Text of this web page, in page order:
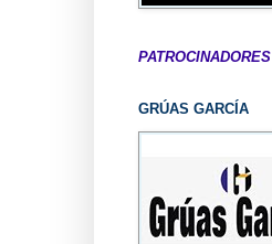
PATROCINADORES
GRÚAS GARCÍA